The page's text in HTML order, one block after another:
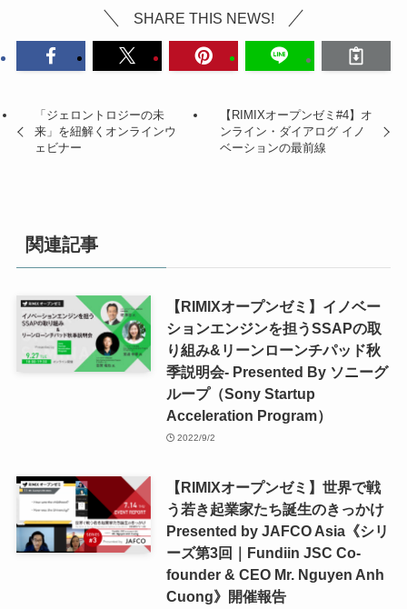
SHARE THIS NEWS!
「ジェロントロジーの未
来」を紐解くオンラインウ
ェビナー
【RIMIXオープンゼミ#4】オ
ンライン・ダイアログ イノ
ベーションの最前線
関連記事
【RIMIXオープンゼミ】イノベー
ションエンジンを担うSSAPの取
り組み&リーンローンチパッド秋
季説明会- Presented By ソニーグ
ループ（Sony Startup
Acceleration Program）
2022/9/2
【RIMIXオープンゼミ】世界で戦
う若き起業家たち誕生のきっかけ
Presented by JAFCO Asia《シリ
ーズ第3回｜Fundiin JSC Co-
founder & CEO Mr. Nguyen Anh
Cuong》開催報告